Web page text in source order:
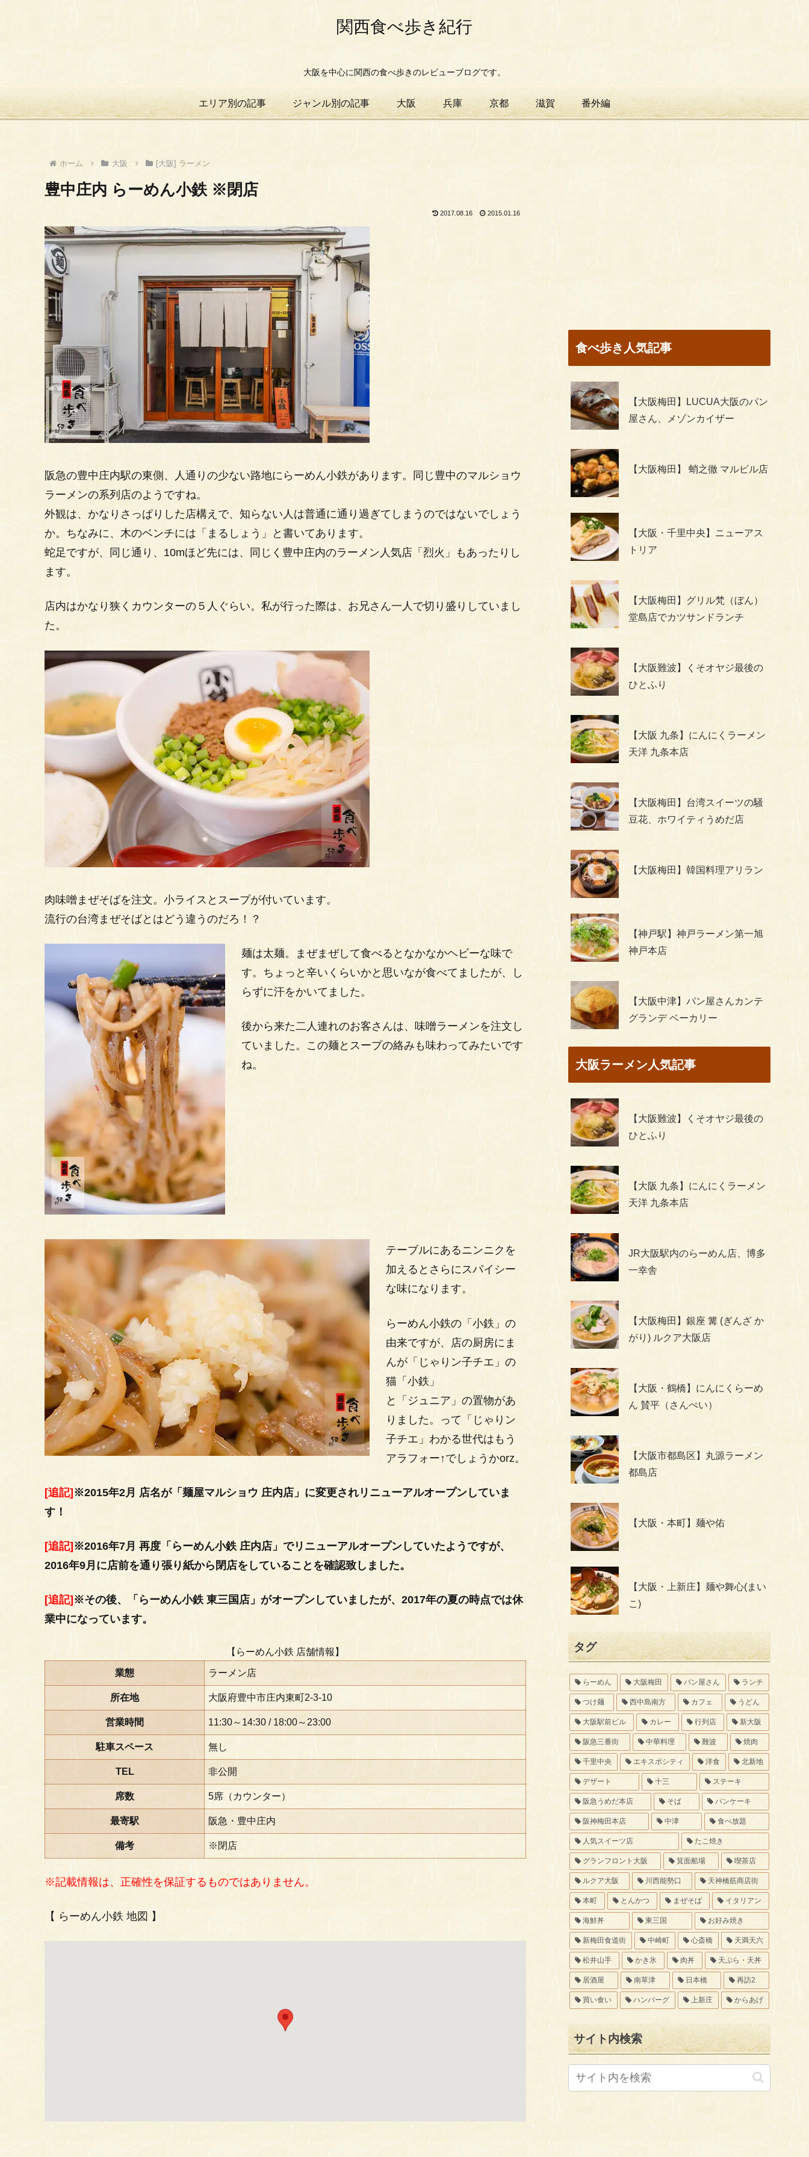
関西食べ歩き紀行
大阪を中心に関西の食べ歩きのレビューブログです。
エリア別の記事 ジャンル別の記事 大阪 兵庫 京都 滋賀 番外編
ホーム 大阪 [大阪] ラーメン
豊中庄内 らーめん小鉄 ※閉店
2017.08.16 2015.01.16
阪急の豊中庄内駅の東側、人通りの少ない路地にらーめん小鉄があります。同じ豊中のマルショウ
ラーメンの系列店のようですね。
外観は、かなりさっぱりした店構えで、知らない人は普通に通り過ぎてしまうのではないでしょう
か。ちなみに、木のベンチには「まるしょう」と書いてあります。
蛇足ですが、同じ通り、10mほど先には、同じく豊中庄内のラーメン人気店「烈火」もあったりし
ます。
店内はかなり狭くカウンターの５人ぐらい。私が行った際は、お兄さん一人で切り盛りしていまし
た。
肉味噌まぜそばを注文。小ライスとスープが付いています。
流行の台湾まぜそばとはどう違うのだろ！？
麺は太麺。まぜまぜして食べるとなかなかヘビーな味で
す。ちょっと辛いくらいかと思いなが食べてましたが、し
らずに汗をかいてました。
後から来た二人連れのお客さんは、味噌ラーメンを注文し
ていました。この麺とスープの絡みも味わってみたいです
ね。
テーブルにあるニンニクを
加えるとさらにスパイシー
な味になります。
らーめん小鉄の「小鉄」の
由来ですが、店の厨房にま
んが「じゃりン子チエ」の
猫「小鉄」
と「ジュニア」の置物があ
りました。って「じゃりン
子チエ」わかる世代はもう
アラフォー↑でしょうかorz。
[追記]※2015年2月 店名が「麺屋マルショウ 庄内店」に変更されリニューアルオープンしていま
す！
[追記]※2016年7月 再度「らーめん小鉄 庄内店」でリニューアルオープンしていたようですが、
2016年9月に店前を通り張り紙から閉店をしていることを確認致しました。
[追記] ※その後、「らーめん小鉄 東三国店」がオープンしていましたが、2017年の夏の時点では休
業中になっています。
【らーめん小鉄 店舗情報】
業態 ラーメン店
所在地 大阪府豊中市庄内東町2-3-10
営業時間 11:30～14:30 / 18:00～23:00
駐車スペース 無し
TEL 非公開
席数 5席（カウンター）
最寄駅 阪急・豊中庄内
備考 ※閉店
※記載情報は、正確性を保証するものではありません。
【 らーめん小鉄 地図 】
食べ歩き人気記事
【大阪梅田】LUCUA大阪のパン
屋さん、メゾンカイザー
【大阪梅田】 蛸之徹 マルビル店
【大阪・千里中央】ニューアス
トリア
【大阪梅田】グリル梵（ぼん）
堂島店でカツサンドランチ
【大阪難波】くそオヤジ最後の
ひとふり
【大阪 九条】にんにくラーメン
天洋 九条本店
【大阪梅田】台湾スイーツの騒
豆花、ホワイティうめだ店
【大阪梅田】韓国料理アリラン
【神戸駅】神戸ラーメン第一旭
神戸本店
【大阪中津】パン屋さんカンテ
グランデ ベーカリー
大阪ラーメン人気記事
【大阪難波】くそオヤジ最後の
ひとふり
【大阪 九条】にんにくラーメン
天洋 九条本店
JR大阪駅内のらーめん店、博多
一幸舎
【大阪梅田】銀座 篝 (ぎんざ か
がり) ルクア大阪店
【大阪・鶴橋】にんにくらーめ
ん 賛平（さんぺい）
【大阪市都島区】丸源ラーメン
都島店
【大阪・本町】麺や佑
【大阪・上新庄】麺や舞心(まい
こ)
タグ
らーめん 大阪梅田 パン屋さん ランチ
つけ麺 西中島南方 カフェ うどん
大阪駅前ビル カレー 行列店 新大阪
阪急三番街 中華料理 難波 焼肉
千里中央 エキスポシティ 洋食 北新地
デザート 十三 ステーキ
阪急うめだ本店 そば パンケーキ
阪神梅田本店 中津 食べ放題
人気スイーツ店 たこ焼き
グランフロント大阪 箕面船場 喫茶店
ルクア大阪 川西能勢口 天神橋筋商店街
本町 とんかつ まぜそば イタリアン
海鮮丼 東三国 お好み焼き
新梅田食道街 中崎町 心斎橋 天満天六
松井山手 かき氷 肉丼 天ぷら・天丼
居酒屋 南草津 日本橋 再訪2
買い食い ハンバーグ 上新庄 からあげ
サイト内検索